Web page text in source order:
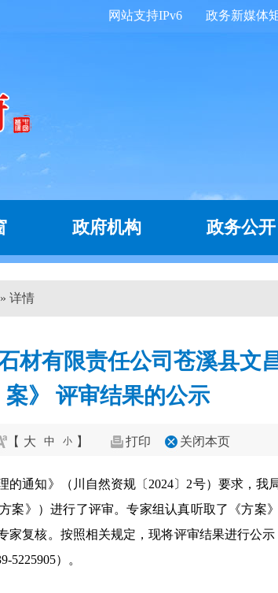
政务新媒体
网站支持IPv6
政府机构 政务公开
详情
材有限责任公司苍溪县文
案》 评审结果的公示
【 大 中 小 】 打印 关闭本页
通知》（川自然资规〔2024〕2号）要求，我
》）进行了评审。专家组认真听取了《方案
复核。按照相关规定，现将评审结果进行公
）。